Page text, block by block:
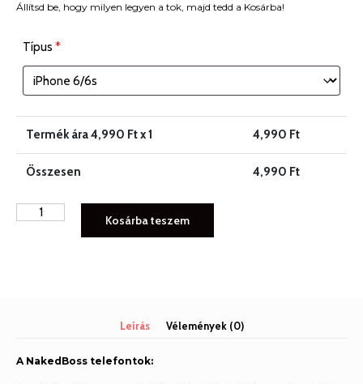
Állítsd be, hogy milyen legyen a tok, majd tedd a Kosárba!
Típus *
Termék ára4,990 Ft x 1 4,990 Ft
Összesen 4,990 Ft
NAKEDBOSS
Kosárba teszem
Leírás Vélemények (0)
A NakedBoss telefontok: